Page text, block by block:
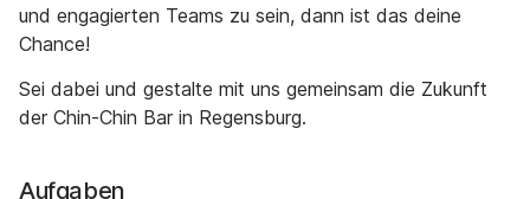
und engagierten Teams zu sein, dann ist das deine
Chance!
Sei dabei und gestalte mit uns gemeinsam die Zukunft
der Chin-Chin Bar in Regensburg.
Aufgaben